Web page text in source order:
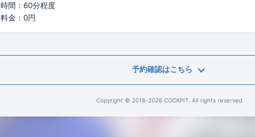
時間：60分程度
料金：0円
予約確認はこちら keyboard_arrow_down
Copyright © 2018-2026 COCKPIT. All rights reserved.